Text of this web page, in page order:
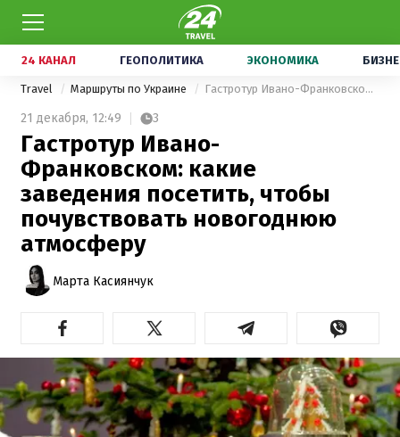
24 КАНАЛ ГЕОПОЛИТИКА ЭКОНОМИКА
Travel Маршруты по Украине Гастротур Ивано-Франковском: какие заведения посетить, чтобы почувствовать новогоднюю атмосферу
21 декабря, 12:49 3
Гастротур Ивано-
Франковском: какие
заведения посетить, чтобы
почувствовать новогоднюю
атмосферу
Марта Касиянчук